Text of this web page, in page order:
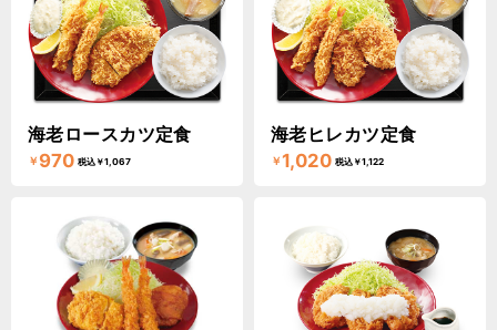
海老ロースカツ定食
￥ 970 税込￥1,067
海老ヒレカツ定食
￥1,020 税込￥1,122